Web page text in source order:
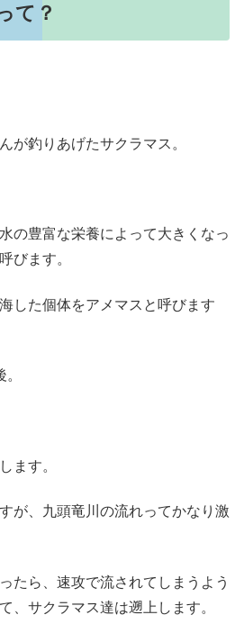
て？
が釣りあげたサクラマス。
の豊富な栄養によって大きくなっ
びます。
した個体をアメマスと呼びます
ます。
が、九頭竜川の流れってかなり激
たら、速攻で流されてしまうよう
、サクラマス達は遡上します。